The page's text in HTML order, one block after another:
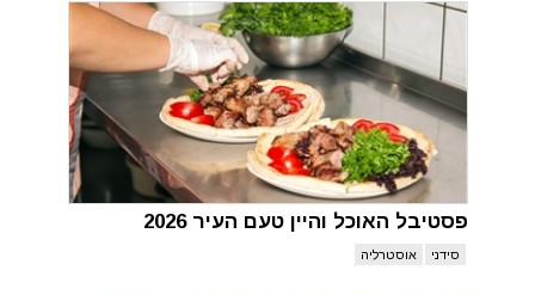
פסטיבל האוכל והיין טעם העיר 2026
סידני אוסטרליה